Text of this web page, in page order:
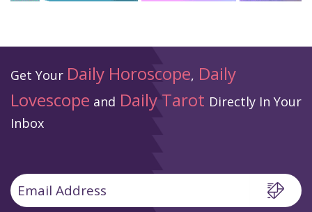
Get Your Daily Horoscope, Daily
Lovescope and Daily Tarot Directly In Your
Inbox